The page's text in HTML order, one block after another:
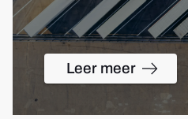
Leer meer